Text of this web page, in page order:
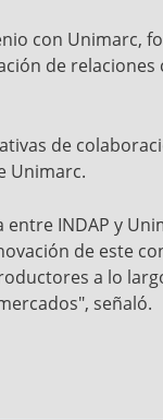
con Unimarc,
de relaciones
de
Unimarc.
INDAP y
de este
a lo
señaló.